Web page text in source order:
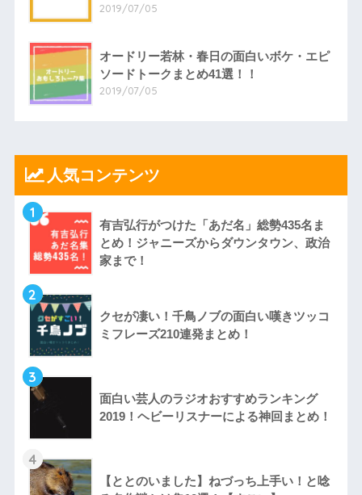
2019/07/05
オードリー若林・春日の面白いボケ・エピ
ソードトークまとめ41選！！
2019/07/05
人気コンテンツ
1
有吉弘行がつけた「あだ名」総勢435名ま
とめ！ジャニーズからダウンタウン、政治
家まで！
2
クセが凄い！千鳥ノブの面白い嘆きツッコ
ミフレーズ210連発まとめ！
3
面白い芸人のラジオおすすめランキング
2019！ヘビーリスナーによる神回まとめ！
4
【ととのいました】ねづっち上手い！と唸